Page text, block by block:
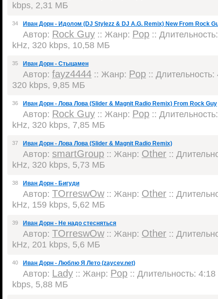
kbps, 2,31 МБ
34 Иван Дорн - Идолом (DJ Stylezz & DJ A.G. Remix) New From Rock
Автор: Rock Guy :: Жанр: Pop ::
kHz, 320 kbps, 10,58 МБ
35 Иван Дорн - Стыцамен
Автор: fayz4444 :: Жанр: Pop ::
320 kbps, 9,85 МБ
36 Иван Дорн - Лова Лова (Slider & Magnit Radio Remix) From Rock Guy
Автор: Rock Guy :: Жанр: Pop ::
kHz, 320 kbps, 7,85 МБ
37 Иван Дорн - Лова Лова (Slider & Magnit Radio Remix)
Автор: smartGroup :: Жанр: Other ::
kHz, 320 kbps, 5,73 МБ
38 Иван Дорн - Бигуди
Автор: TOrreswOw:: Жанр: Other ::
kHz, 159 kbps, 5,62 МБ
39 Иван Дорн - Не надо стесняться
Автор: TOrreswOw:: Жанр: Other ::
kHz, 201 kbps, 5,6 МБ
40 Иван Дорн - Люблю Я Лето (zaycev.net)
Автор: Lady :: Жанр: Pop :: Длительность:
kbps, 5,88 МБ